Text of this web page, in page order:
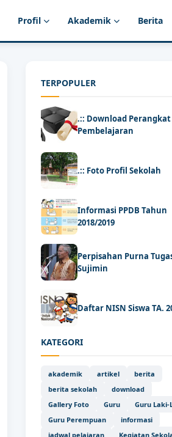
Profil Akademik Berita
TERPOPULER
.:: Download Perangkat
Pembelajaran
.:: Foto Profil Sekolah
Informasi PPDB Tahun
2018/2019
Perpisahan Purna
Sujimin
Daftar NISN Siswa TA.
KATEGORI
akademik artikel
berita
berita sekolah
download
Gallery Foto
Guru
Guru Laki-
Guru Perempuan
informasi
jadwal pelajaran
Kegiatan